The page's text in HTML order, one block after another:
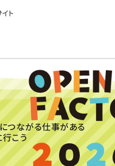
ト
つながる仕事がある
こう